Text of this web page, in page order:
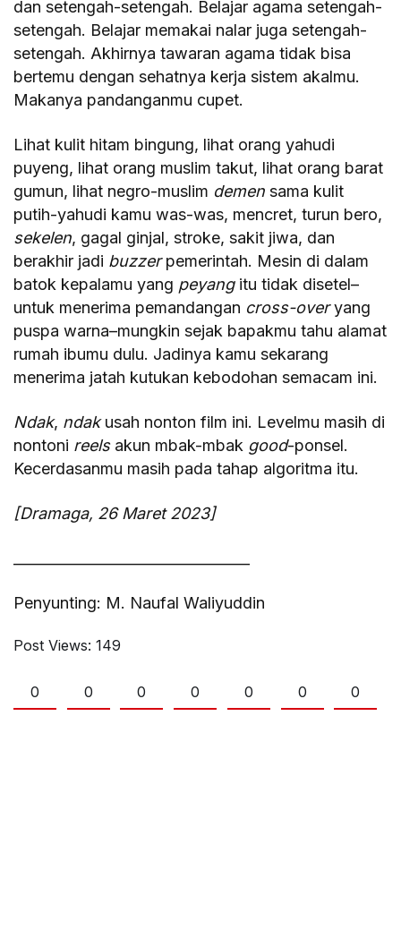
dan setengah-setengah. Belajar agama setengah-
setengah. Belajar memakai nalar juga setengah-
setengah. Akhirnya tawaran agama tidak bisa
bertemu dengan sehatnya kerja sistem akalmu.
Makanya pandanganmu cupet.
Lihat kulit hitam bingung, lihat orang yahudi
puyeng, lihat orang muslim takut, lihat orang barat
gumun, lihat negro-muslim demen sama kulit
putih-yahudi kamu was-was, mencret, turun bero,
sekelen, gagal ginjal, stroke, sakit jiwa, dan
berakhir jadi buzzerpemerintah. Mesin di dalam
batok kepalamu yang peyangitu tidak disetel–
untuk menerima pemandangan cross-overyang
puspa warna–mungkin sejak bapakmu tahu alamat
rumah ibumu dulu. Jadinya kamu sekarang
menerima jatah kutukan kebodohan semacam ini.
Ndak, ndakusah nonton film ini. Levelmu masih di
nontoni reelsakun mbak-mbak good-ponsel.
Kecerdasanmu masih pada tahap algoritma itu.
[Dramaga, 26 Maret 2023]
Penyunting: M. Naufal Waliyuddin
Post Views: 149
0 0 0 0 0 0 0